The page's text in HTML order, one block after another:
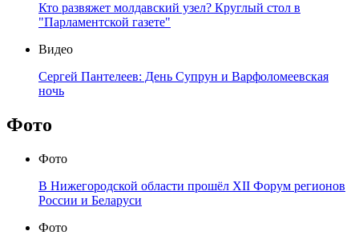
Кто развяжет молдавский узел? Круглый стол в
"Парламентской газете"
Видео
Сергей Пантелеев: День Супрун и Варфоломеевская
ночь
Фото
Фото
В Нижегородской области прошёл XII Форум регионов
России и Беларуси
Фото